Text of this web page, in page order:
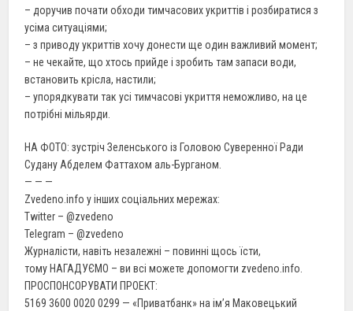
– доручив почати обходи тимчасових укриттів і розбиратися з
усіма ситуаціями;
– з приводу укриттів хочу донести ще один важливий момент;
– не чекайте, що хтось прийде і зробить там запаси води,
встановить крісла, настили;
– упорядкувати так усі тимчасові укриття неможливо, на це
потрібні мільярди.
НА ФОТО: зустріч Зеленського із Головою Суверенної Ради
Судану Абделем Фаттахом аль-Бурганом.
— — —
Zvedeno.info у інших соціальних мережах:
Twitter – @zvedeno
Telegram – @zvedeno
Журналісти, навіть незалежні – повинні щось їсти,
тому НАГАДУЄМО – ви всі можете допомогти zvedeno.info.
ПРОСПОНСОРУВАТИ ПРОЕКТ:
5169 3600 0020 0299 — «Приватбанк» на ім’я Маковецький